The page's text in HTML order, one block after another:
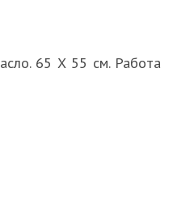
65 Х 55 см. Работа